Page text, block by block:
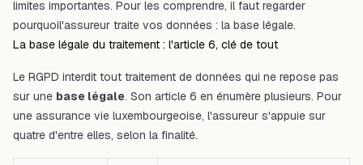
limites importantes. Pour les comprendre, il faut regarder
pourquoil'assureur traite vos données : la base légale.
La base légale du traitement : l'article 6, clé de tout
Le RGPD interdit tout traitement de données qui ne repose pas
sur une base légale. Son article 6 en énumère plusieurs. Pour
une assurance vie luxembourgeoise, l'assureur s'appuie sur
quatre d'entre elles, selon la finalité.